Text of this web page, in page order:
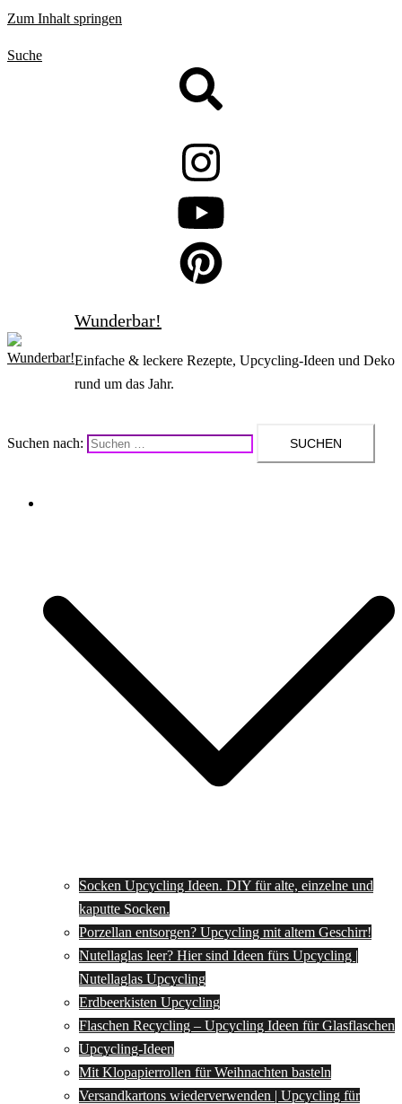
Zum Inhalt springen
Suche
Wunderbar!
Einfache & leckere Rezepte, Upcycling-Ideen und Deko
rund um das Jahr.
Suchen nach:
Socken Upcycling Ideen. DIY für alte, einzelne und
kaputte Socken.
Porzellan entsorgen? Upcycling mit altem Geschirr!
Nutellaglas leer? Hier sind Ideen fürs Upcycling |
Nutellaglas Upcycling
Erdbeerkisten Upcycling
Flaschen Recycling – Upcycling Ideen für Glasflaschen
Upcycling-Ideen
Mit Klopapierrollen für Weihnachten basteln
Versandkartons wiederverwenden | Upcycling für